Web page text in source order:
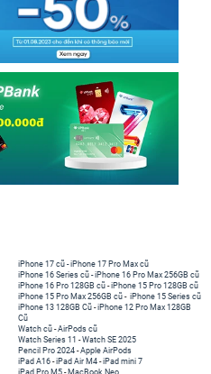
iPhone 17 cũ -iPhone 17 Pro Max cũ
iPhone 16 Series cũ - iPhone 16 Pro Max 256GB cũ
iPhone 16 Pro 128GB cũ -iPhone 15 Pro 128GB cũ
iPhone 15 Pro Max 256GB cũ - iPhone 15 Series cũ
iPhone 13 128GB Cũ -iPhone 12 Pro Max 128GB
Cũ
Watch cũ -AirPods cũ
Watch Series 11 -Watch SE 2025
Pencil Pro 2024 -Apple AirPods
iPad A16 -iPad Air M4 -iPad mini 7